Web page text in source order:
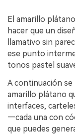
El amarillo
hacer que un
llamativo sin
ese punto
tonos pastel
A continuación
amarillo plátano
interfaces,
—cada una con
que puedes